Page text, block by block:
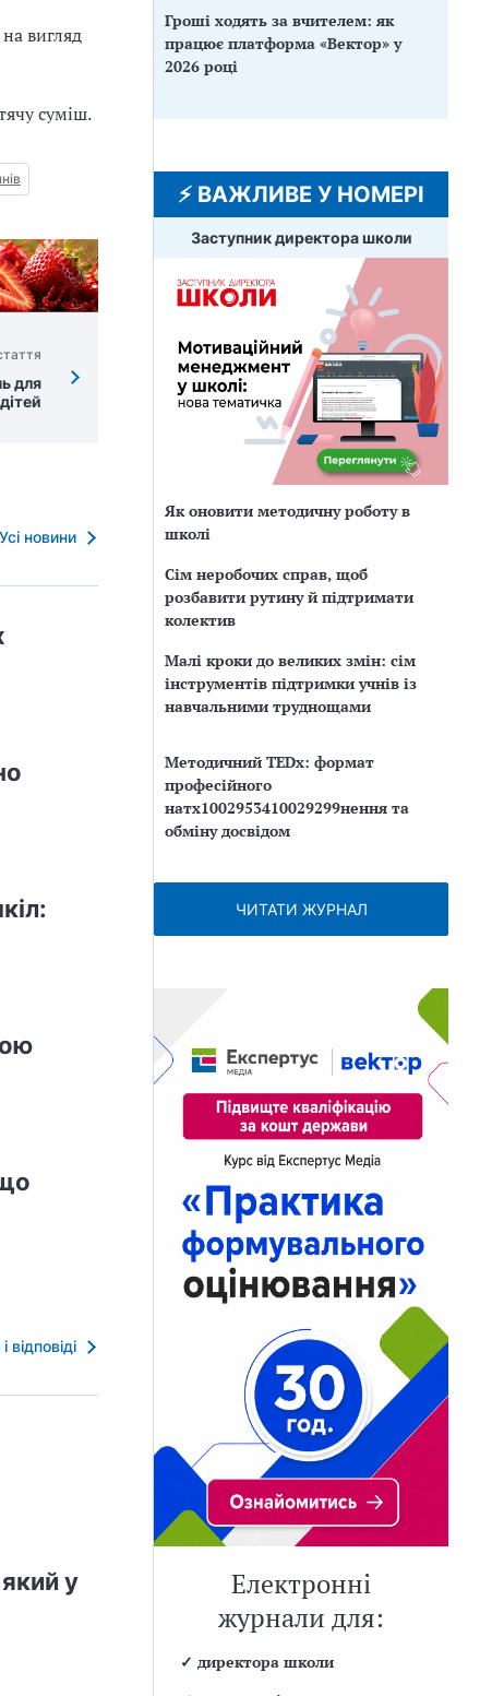
вигляд
суміш.
для
Усі новини
відповіді
у
Гроші ходять за вчителем: як
працює платформа «Вектор» у
2026 році
⚡️ ВАЖЛИВЕ У НОМЕРІ
Заступник директора школи
Як оновити методичну роботу в
школі
Сім неробочих справ, щоб
розбавити рутину й підтримати
колектив
Малі кроки до великих змін: сім
інструментів підтримки учнів із
навчальними труднощами
Методичний TEDx: формат
професійного
натх1002953410029299нення та
обміну досвідом
ЧИТАТИ ЖУРНАЛ
Електронні
журнали для:
✓ директора школи